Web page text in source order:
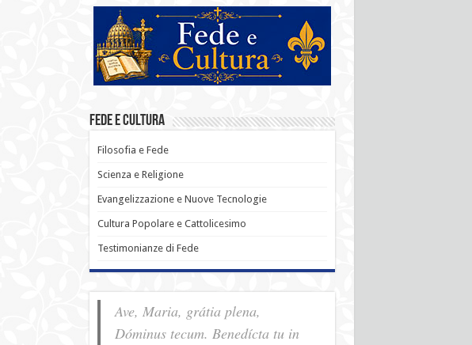
Fede e Cultura
Filosofia e Fede
Scienza e Religione
Evangelizzazione e Nuove Tecnologie
Cultura Popolare e Cattolicesimo
Testimonianze di Fede
Ave, Maria, grátia plena,
Dóminus tecum. Benedícta tu in